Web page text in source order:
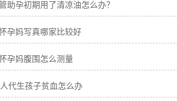
助孕初期用了清凉油怎么办？
孕妈写真哪家比较好
孕妈腹围怎么测量
代生孩子贫血怎么办